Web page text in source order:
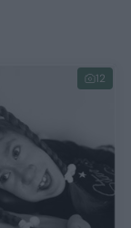
12